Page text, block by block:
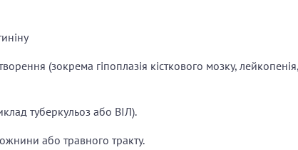
(зокрема гіпоплазія кісткового мозку, лейкопенія,
туберкульоз або ВІЛ).
або травного тракту.